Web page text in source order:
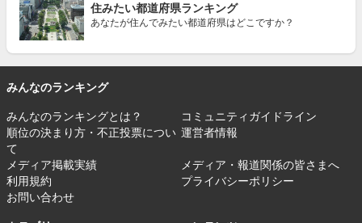
住みたい都道府県ランキング
あなたが住んでみたい都道府県はどこですか？
みんなのランキング
みんなのランキングとは？
コミュニティガイドライン
順位の決まり方・不正投票につい
て
運営者情報
メディア掲載実績
メディア・報道関係の皆さまへ
利用規約
プライバシーポリシー
お問い合わせ